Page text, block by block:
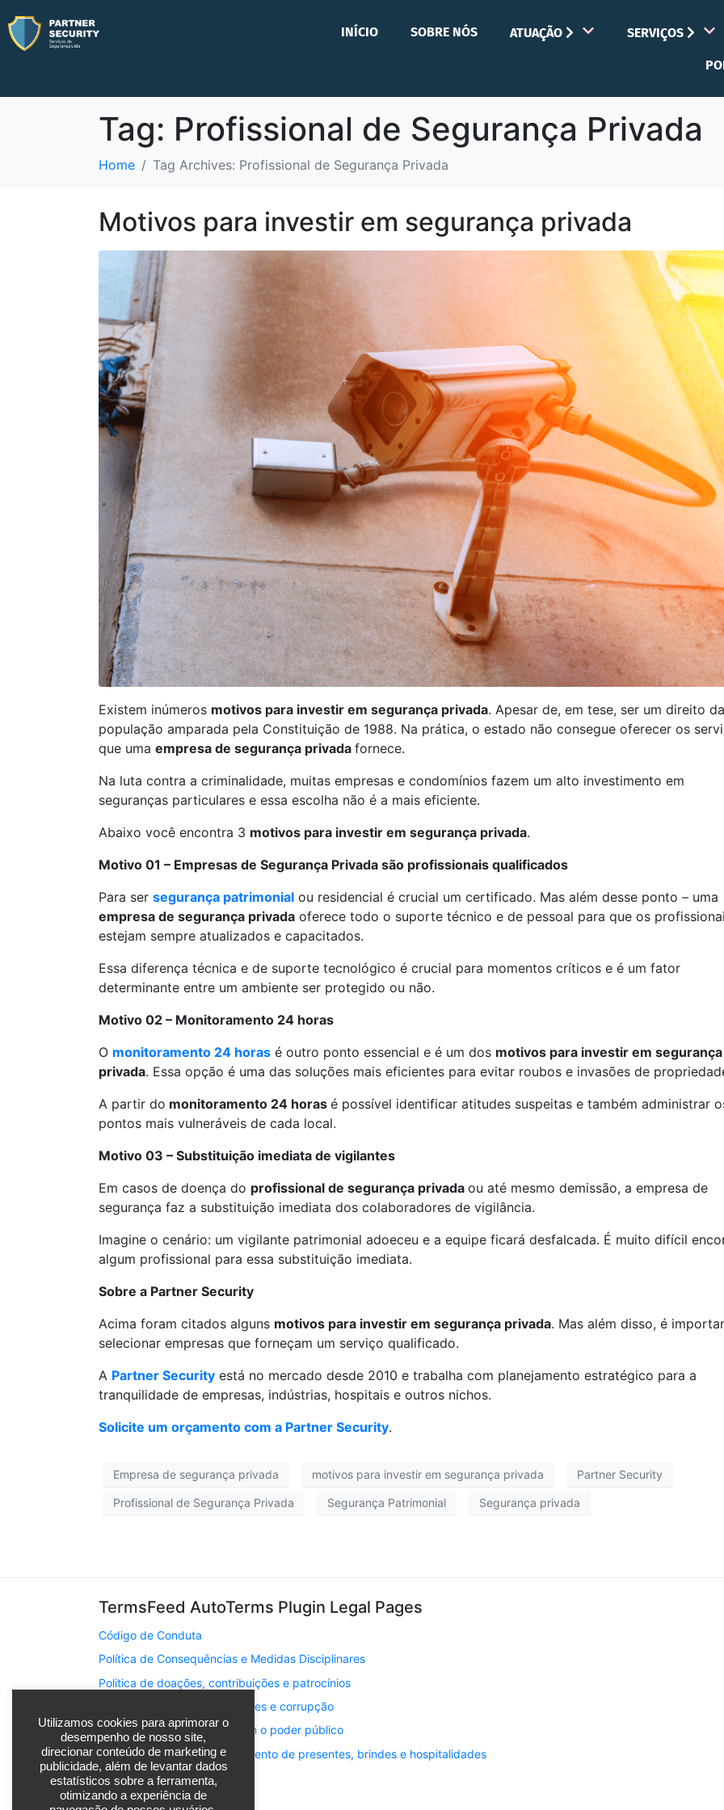
INÍCIO SOBRE NÓS ATUAÇÃO SERVIÇOS
Tag: Profissional de Segurança Privada
Home Tag Archives: Profissional de Segurança Privada
Motivos para investir em segurança privada
Existem inúmeros motivos para investir em segurança privada. Apesar de, em tese, ser um direito da
população amparada pela Constituição de 1988. Na prática, o estado não consegue oferecer os
que uma empresa de segurança privada fornece.
Na luta contra a criminalidade, muitas empresas e condomínios fazem um alto investimento em
seguranças particulares e essa escolha não é a mais eficiente.
Abaixo você encontra 3 motivos para investir em segurança privada.
Motivo 01 – Empresas de Segurança Privada são profissionais qualificados
Para ser segurança patrimonial ou residencial é crucial um certificado. Mas além desse ponto – uma
empresa de segurança privada oferece todo o suporte técnico e de pessoal para que os
estejam sempre atualizados e capacitados.
Essa diferença técnica e de suporte tecnológico é crucial para momentos críticos e é um fator
determinante entre um ambiente ser protegido ou não.
Motivo 02 – Monitoramento 24 horas
O monitoramento 24 horas é outro ponto essencial e é um dos motivos para investir em segurança
privada. Essa opção é uma das soluções mais eficientes para evitar roubos e invasões de
A partir do monitoramento 24 horas é possível identificar atitudes suspeitas e também administrar
pontos mais vulneráveis de cada local.
Motivo 03 – Substituição imediata de vigilantes
Em casos de doença do profissional de segurança privada ou até mesmo demissão, a empresa de
segurança faz a substituição imediata dos colaboradores de vigilância.
Imagine o cenário: um vigilante patrimonial adoeceu e a equipe ficará desfalcada. É muito difícil
algum profissional para essa substituição imediata.
Sobre a Partner Security
Acima foram citados alguns motivos para investir em segurança privada. Mas além disso, é
selecionar empresas que forneçam um serviço qualificado.
A Partner Security está no mercado desde 2010 e trabalha com planejamento estratégico para a
tranquilidade de empresas, indústrias, hospitais e outros nichos.
Solicite um orçamento com a Partner Security.
Empresa de segurança privada motivos para investir em segurança privada Partner Security
Profissional de Segurança Privada Segurança Patrimonial Segurança privada
TermsFeed AutoTerms Plugin Legal Pages
Código de Conduta
Política de Consequências e Medidas Disciplinares
Politica de doações, contribuições e patrocínios
Politica de prevenção a fraudes e corrupção
Politica para contratação com o poder público
Politica para oferta e recebimento de presentes, brindes e hospitalidades
Privacy Policy
Utilizamos cookies para aprimorar o
desempenho de nosso site,
direcionar conteúdo de marketing e
publicidade, além de levantar dados
estatísticos sobre a ferramenta,
otimizando a experiência de